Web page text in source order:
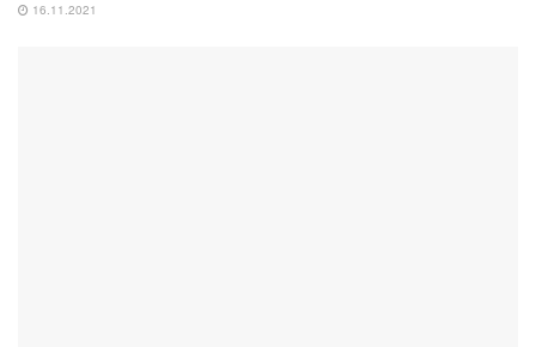
16.11.2021